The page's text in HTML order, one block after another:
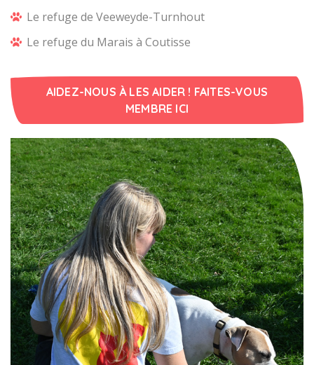
Le refuge de Veeweyde-Turnhout
Le refuge du Marais à Coutisse
AIDEZ-NOUS À LES AIDER ! FAITES-VOUS
MEMBRE ICI